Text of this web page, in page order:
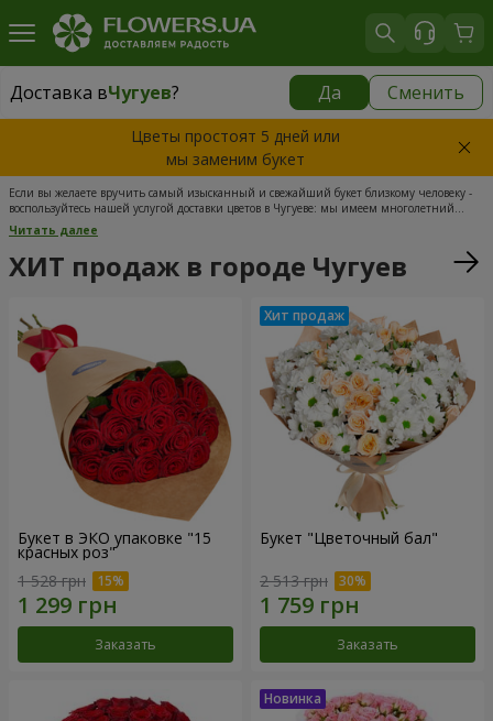
Доставка вЧугуев? Да Сменить
Доставка вЧугуев|
Цветы простоят 5 дней или
мы заменим букет
Если вы желаете вручить самый изысканный и свежайший букет близкому человеку -
воспользуйтесь нашей услугой доставки цветов в Чугуеве: мы имеем многолетний
опыт на цветочном рынке, поэтому точно знаем, что нужно нашим клиентам.
Доступные цены, всегда свежесрезанные цветы, создание букетов креативными и
опытными флористами - это те преимущества, которые выгодно отличают нас от
конкурентов. А еще наша доставка цветов в Чугуеве всегда оперативна и пунктуальна,
чтоб цветы имели такой же привлекательный вид, будто они были срезаны за минуту
Читать далее
ХИТ продаж в городе Чугуев
Букет в ЭКО упаковке "15
красных роз"
1 528 грн
Заказать
Букет "Цветочный бал"
2 513 грн
Заказать